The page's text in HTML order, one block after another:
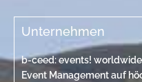
Unternehmen
b-ceed: events!
Event Management auf